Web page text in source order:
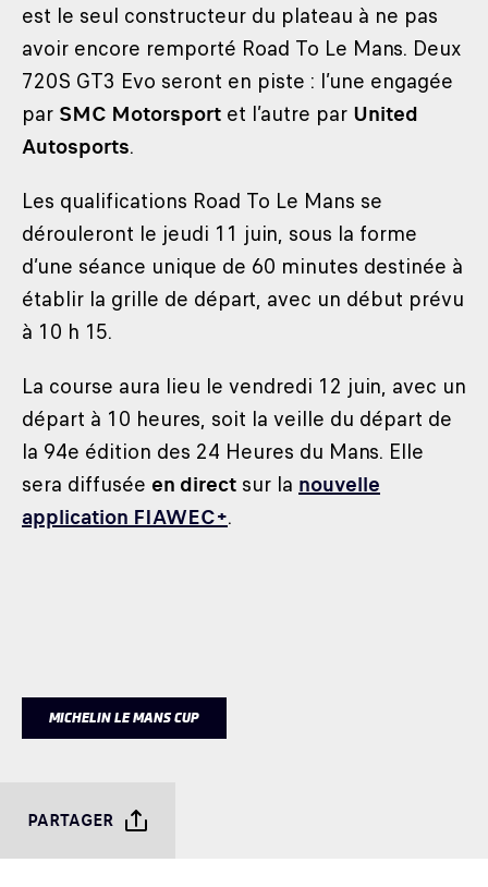
est le seul constructeur du plateau à ne pas
avoir encore remporté Road To Le Mans. Deux
720S GT3 Evo seront en piste : l’une engagée
par SMC Motorsport et l’autre par United
Autosports.
Les qualifications Road To Le Mans se
dérouleront le jeudi 11 juin, sous la forme
d’une séance unique de 60 minutes destinée à
établir la grille de départ, avec un début prévu
à 10 h 15.
La course aura lieu le vendredi 12 juin, avec un
départ à 10 heures, soit la veille du départ de
la 94e édition des 24 Heures du Mans. Elle
sera diffusée en direct sur la nouvelle
application FIAWEC+.
MICHELIN LE MANS CUP
PARTAGER